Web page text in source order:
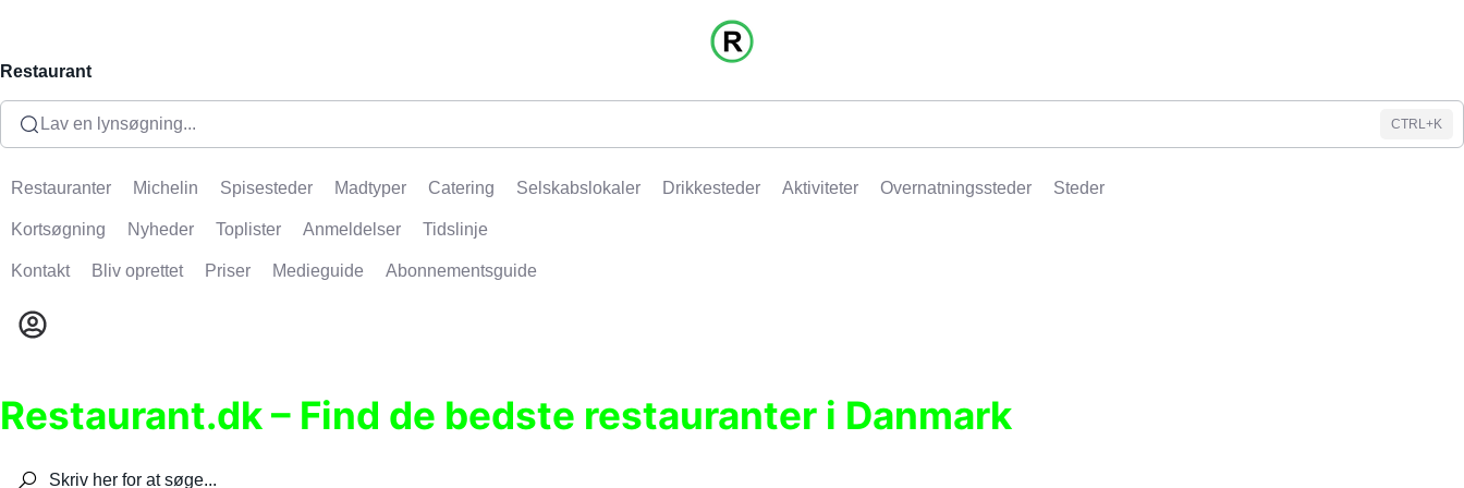
Restaurant
Lav en lynsøgning... CTRL+K
Restauranter Michelin Spisesteder Madtyper Catering Selskabslokaler Drikkesteder Aktiviteter Overnatningssteder Steder
Kortsøgning Nyheder Toplister Anmeldelser Tidslinje
Kontakt Bliv oprettet Priser Medieguide Abonnementsguide
Restaurant.dk – Find de bedste restauranter i Danmark